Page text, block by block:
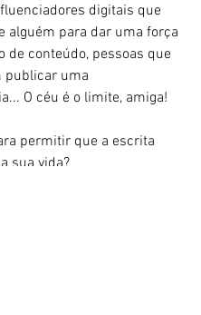
digitais que
alguém para dar uma força
de conteúdo, pessoas que
publicar uma
O céu é o limite, amiga!
permitir que a escrita
sua vida?